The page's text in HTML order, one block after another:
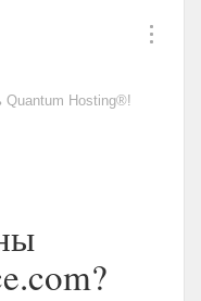
Quantum Hosting®!